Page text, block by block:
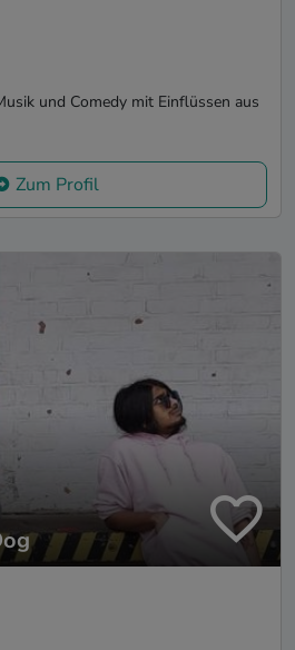
und Comedy mit Einflüssen aus
Zum Profil